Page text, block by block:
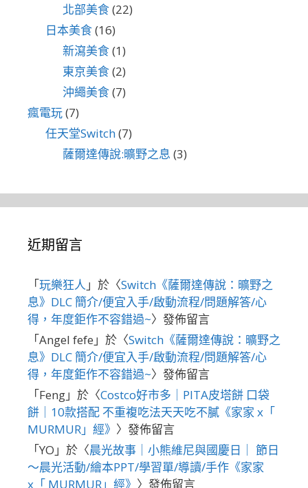
北部美食(22)
日本美食(16)
新瀉美食(1)
東京美食(2)
沖繩美食(7)
瘋電玩(7)
任天堂Switch(7)
薩爾達傳說:曠野之息 (3)
近期留言
「玩樂狂人 」於〈Switch《薩爾達傳說：曠野之
息》DLC 簡介/便宜入手/啟動流程/問題解答/心
得，年度鉅作不容錯過~〉發佈留言
「Angel fefe 」於〈Switch《薩爾達傳說：曠野之
息》DLC 簡介/便宜入手/啟動流程/問題解答/心
得，年度鉅作不容錯過~〉發佈留言
「Feng」於〈Costco好市多｜PITA皮塔餅 口袋
餅｜10款搭配 不重複吃法天天吃不膩《家家 x「
MURMUR」經》 〉發佈留言
「YO 」於〈晨光故事｜小熊維尼與國慶日｜ 節日
～晨光活動/繪本PPT/學習單/導讀/手作《家家
x「 MURMUR」經》 〉發佈留言